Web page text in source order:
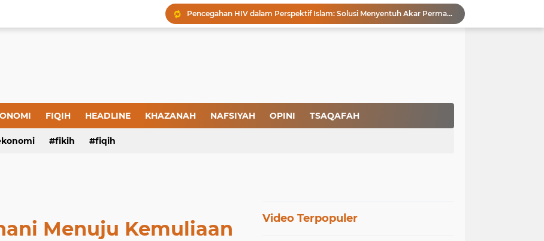
Pencegahan HIV dalam Perspektif Islam: Solusi Menyentuh Akar Permasalahan
Menjaga Hadis, Menjaga Peradaban
"Londo Ireng", Saat Hasan Nasbi Membahayakan Presiden
Fenomena Court of Netizen: Urgensi Kepastian Standar Hukum dan Moral dalam Perspektif Islam
FIQIH HEADLINE KHAZANAH NAFSIYAH OPINI TSAQAFAH
fikih fiqih
Menuju Kemuliaan
Video Terpopuler